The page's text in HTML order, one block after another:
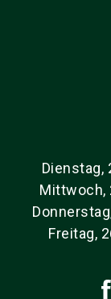
Dienstag,
Mittwoch,
Freitag,